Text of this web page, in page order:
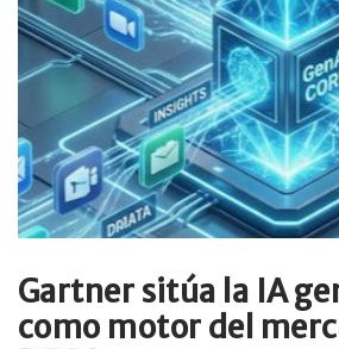
Gartner sitúa la IA
como motor del